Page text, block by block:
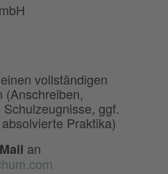
vollständigen
(Anschreiben,
ggf.
Praktika)
an